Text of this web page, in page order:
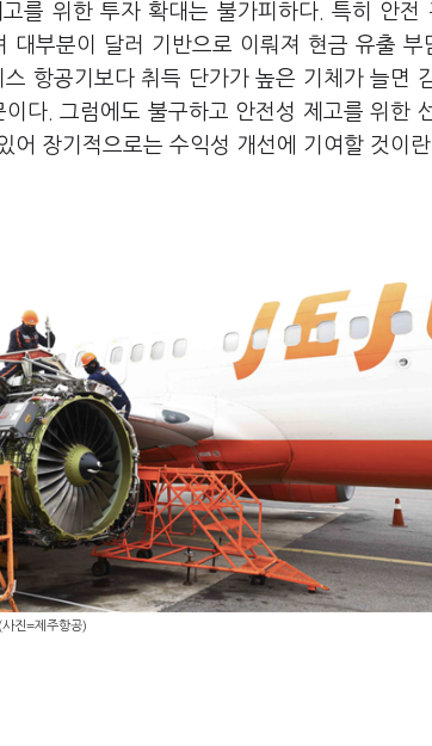
를 위한 투자 확대는 불가피하다. 특히 안전
대부분이 달러 기반으로 이뤄져 현금 유출 부
항공기보다 취득 단가가 높은 기체가 늘면
다. 그럼에도 불구하고 안전성 제고를 위한
어 장기적으로는 수익성 개선에 기여할 것이
진=제주항공)